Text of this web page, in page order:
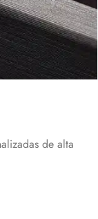
de alta